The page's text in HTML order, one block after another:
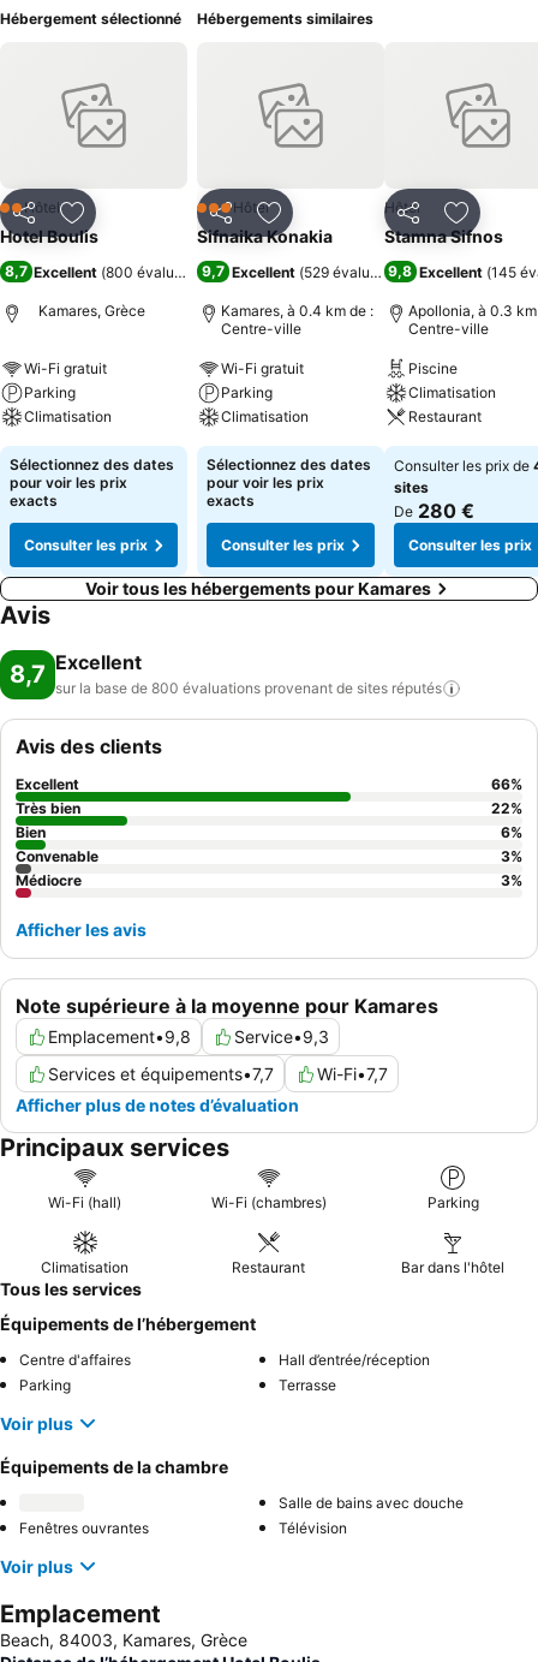
Hébergement sélectionné
PartagerAjouter à mes favoris
2 Étoiles
Hôtel
Hotel Boulis
8,7 Excellent (800 évaluations)
Kamares, Grèce
Wi-Fi gratuit
Parking
Climatisation
Sélectionnez des dates
pour voir les prix
exacts
Consulter les prix
Hébergements similaires
PartagerAjouter à mes favoris
3 ÉtoilesHôtel
Sifnaika Konakia
9,7 Excellent (529 évaluations)
Kamares, à 0.4 km de :
Centre-ville
Wi-Fi gratuit
Parking
Climatisation
Sélectionnez des dates
pour voir les prix
exacts
Consulter les prix
PartagerAjouter
Hôtel
Stamna Sifnos
9,8 Excellent (145
Apollonia, à 0.3
Centre-ville
Piscine
Climatisation
Restaurant
Consulter les prix de
sites
De 280 €
Consulter les prix
Voir tous les hébergements pour Kamares
Avis
8,7 Excellent
sur la base de 800 évaluations provenant de sites réputés
Note supérieure à la moyenne pour Kamares
Emplacement•9,8 Service•9,3
Services et équipements•7,7 Wi-Fi•7,7
Afficher plus de notes d’évaluation
Avis des clients
Excellent 66%
Très bien
22%
Bien
6%
Convenable
3%
Médiocre
3%
Afficher les avis
Principaux services
Wi-Fi (hall) Wi-Fi (chambres) Parking
Climatisation Restaurant Bar dans l'hôtel
Tous les services
Équipements de l’hébergement
Centre d'affaires
Hall d’entrée/réception
Parking
Terrasse
Voir plus
Équipements de la chambre
Salle de bains avec douche
Fenêtres ouvrantes
Télévision
Voir plus
Emplacement
Beach, 84003, Kamares, Grèce